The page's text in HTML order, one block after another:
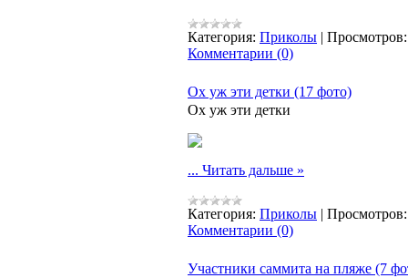
Категория: Приколы | Просмотров:
Комментарии (0)
Ох уж эти детки (17 фото)
Ох уж эти детки
... Читать дальше »
Категория: Приколы | Просмотров:
Комментарии (0)
Участники саммита на пляже (7